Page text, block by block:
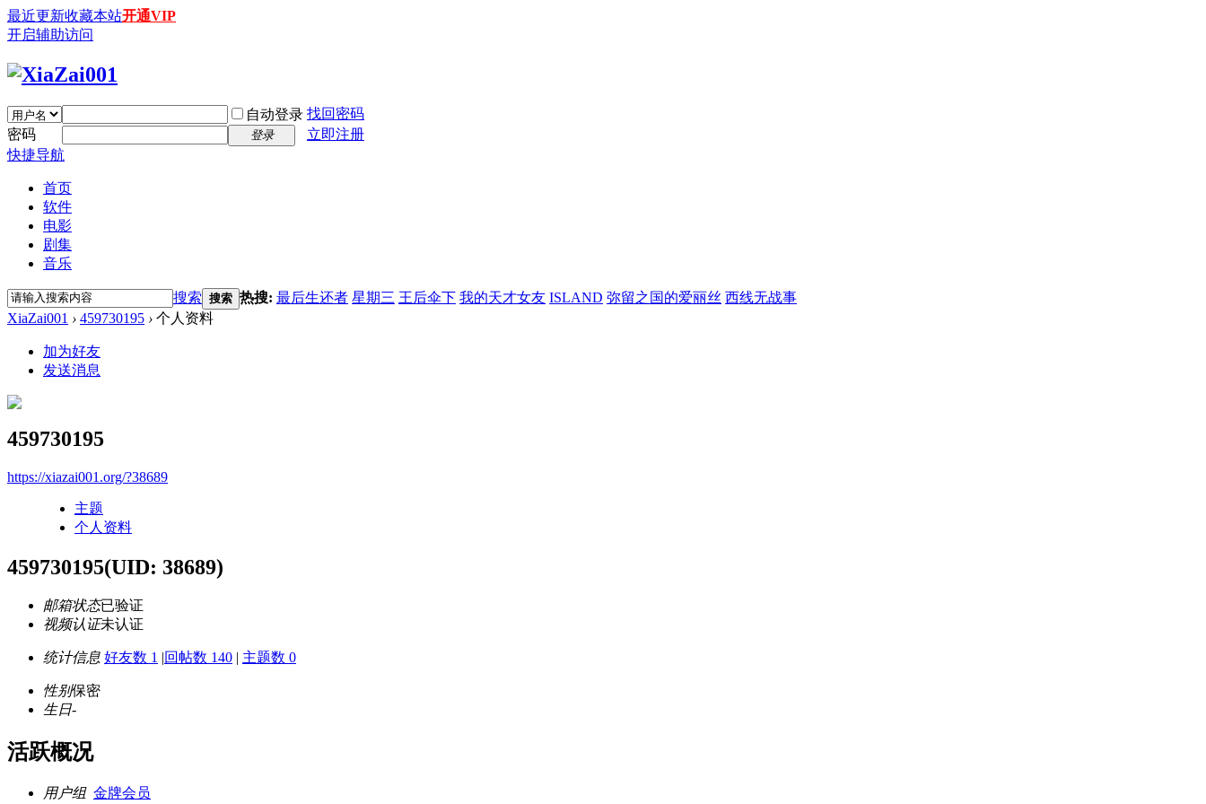
最近更新收藏本站开通VIP
开启辅助访问
自动登录 找回密码
密码
登录
立即注册
快捷导航
首页
软件
电影
剧集
音乐
搜索 搜索 热搜: 最后生还者 星期三 王后伞下 我的天才女友 ISLAND 弥留之国的爱丽丝 西线无战事
XiaZai001 › 459730195 › 个人资料
加为好友
发送消息
459730195
https://xiazai001.org/?38689
主题
个人资料
459730195(UID: 38689)
邮箱状态已验证
视频认证未认证
统计信息 好友数 1 |回帖数 140 | 主题数 0
性别保密
生日-
活跃概况
用户组 金牌会员